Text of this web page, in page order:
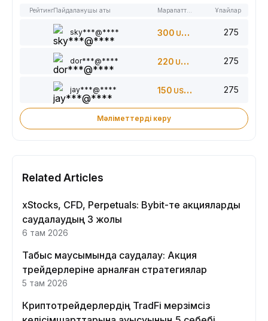
РейтингПайдаланушы аты Ұпайлар
sky***@**** 300 USDT 275
dor***@**** 220 USDT 275
jay***@**** 150 USDT 275
Мәліметтерді көру
Related Articles
xStocks, CFD, Perpetuals: Bybit-те акцияларды
саудалаудың 3 жолы
6 там 2026
Табыс маусымында саудалау: Акция
трейдерлеріне арналған стратегиялар
5 там 2026
Криптотрейдерлердің TradFi мерзімсіз